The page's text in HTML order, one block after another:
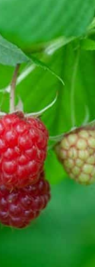
et exotiques
Plantes
Plantes
Plantes
Plantes
Plantes
Plantes
Plantes
Lavande